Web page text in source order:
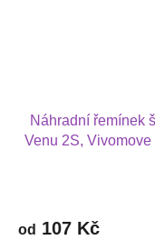
Náhradní řemínek
Venu 2S,
od 107 Kč